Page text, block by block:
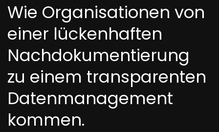
Wie Organisationen von
einer lückenhaften
Nachdokumentierung
zu einem transparenten
Datenmanagement
kommen.